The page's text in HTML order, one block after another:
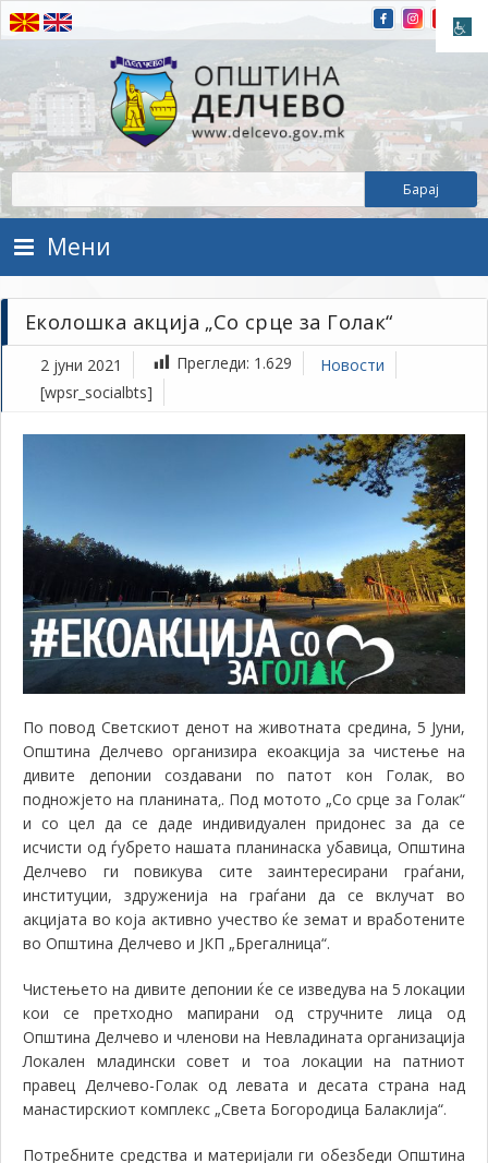
Прескокнете на содржината
Општина Делчево
Општина Делчево
Мени
Еколошка акција „Со срце за Голак“
2 јуни 2021 Прегледи: 1.629
Новости
[wpsr_socialbts]
По повод Светскиот денот на животната средина, 5 Јуни,
Општина Делчево организира екоакција за чистење на
дивите депонии создавани по патот кон Голак
во
подножјето на планината . Под мотото „Со срце за Голак“
и со цел да се даде индивидуален придонес за да се
исчисти од ѓубрето нашата планинаска убавица, Општина
Делчево ги повикува сите заинтересирани граѓани,
институции, здруженија на граѓани да се вклучат во
акцијата во која активно учество ќе земат и вработените
во Општина Делчево и ЈКП „Брегалница“.
Чистењето на дивите депонии ќе се изведува на 5 локации
кои се претходно мапирани од стручните лица од
Општина Делчево и членови на Невладината организација
Локален младински совет и тоа
локации на патниот
правец Делчево-Голак од левата и десата страна над
манастирскиот комплекс „Света Богородица Балаклија“.
Потребните средства и материјали ги обезбеди Општина